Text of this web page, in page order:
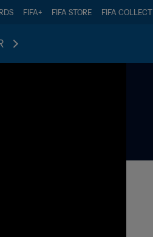
FIFA+ FIFA STORE FIFA COLLECT